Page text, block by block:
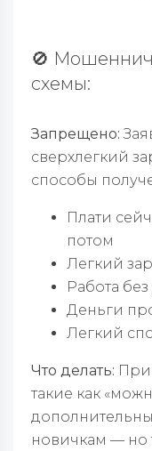
🚫
схемы:
Запрещено:
сверхлегкий
способы
Плати
потом
Легкий
Работа
Деньги
Легкий
Что делать:
такие как
новичкам — но